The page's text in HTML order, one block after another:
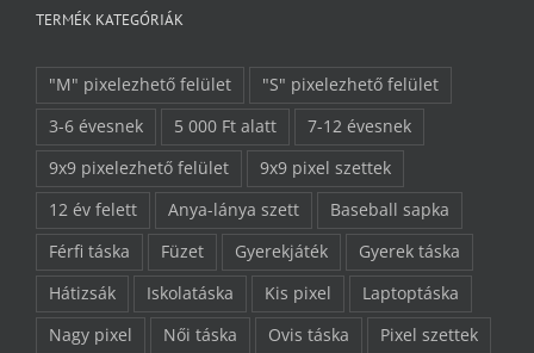
TERMÉK KATEGÓRIÁK
"M" pixelezhető felület
"S" pixelezhető felület
3-6 évesnek
5 000 Ft alatt
7-12 évesnek
9x9 pixelezhető felület
9x9 pixel szettek
12 év felett
Anya-lánya szett
Baseball sapka
Férfi táska
Füzet Gyerekjáték
Gyerek táska
Hátizsák
Iskolatáska Kis pixel
Laptoptáska
Nagy pixel
Női táska Ovis táska
Pixel szettek